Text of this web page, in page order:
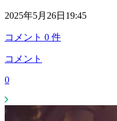
2025年5月26日19:45
コメント 0 件
コメント
0